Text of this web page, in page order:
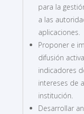
para la
a las
aplicaciones.
Proponer e
difusión
indicadores
intereses de
institución.
Desarrollar